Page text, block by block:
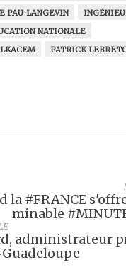
PAU-LANGEVIN
NATIONALE
PATRICK
la #FRANCE
minable
administrateur